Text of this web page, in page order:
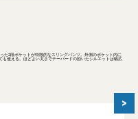
た2段ポケットが特徴的なスリングパンツ。外側のポケット内に
使える。ほどよい太さでテーパードの効いたシルエットは幅広
>